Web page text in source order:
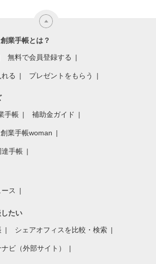
業手帳とは？
無料で会員登録する
る プレゼントをもらう
手帳 補助金ガイド
創業手帳woman
達手帳
ス
たい
シェアオフィスを比較・検索
ビ（外部サイト）